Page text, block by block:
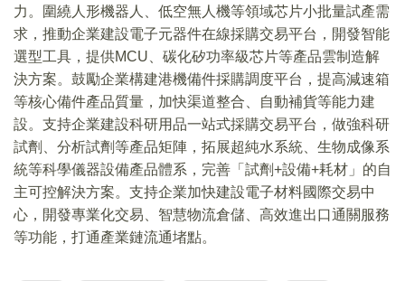
力。圍繞人形機器人、低空無人機等領域芯片小批量試產需
求，推動企業建設電子元器件在線採購交易平台，開發智能
選型工具，提供MCU、碳化矽功率級芯片等產品雲制造解
決方案。鼓勵企業構建港機備件採購調度平台，提高減速箱
等核心備件產品質量，加快渠道整合、自動補貨等能力建
設。支持企業建設科研用品一站式採購交易平台，做強科研
試劑、分析試劑等產品矩陣，拓展超純水系統、生物成像系
統等科學儀器設備產品體系，完善「試劑+設備+耗材」的自
主可控解決方案。支持企業加快建設電子材料國際交易中
心，開發專業化交易、智慧物流倉儲、高效進出口通關服務
等功能，打通產業鏈流通堵點。